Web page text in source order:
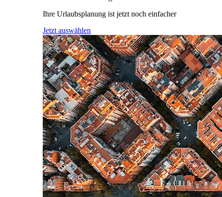
Ihre Urlaubsplanung ist jetzt noch einfacher
Jetzt auswählen